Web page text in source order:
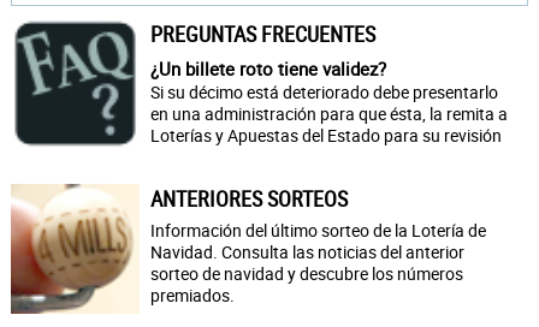
PREGUNTAS FRECUENTES
¿Un billete roto tiene validez?
Si su décimo está deteriorado debe presentarlo
en una administración para que ésta, la remita a
Loterías y Apuestas del Estado para su revisión
ANTERIORES SORTEOS
Información del último sorteo de la Lotería de
Navidad. Consulta las noticias del anterior
sorteo de navidad y descubre los números
premiados.